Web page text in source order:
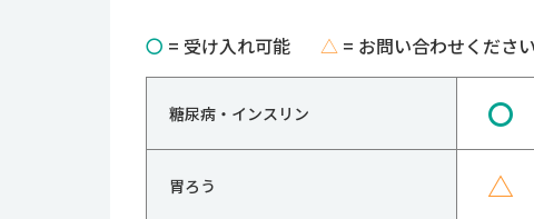
〇 = 受け入れ可能 △= お問い合わせください
糖尿病・インスリン 〇
胃ろう △